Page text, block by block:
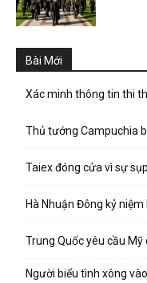
Bài Mới
Xác minh thông tin thi
Thủ tướng Campuchia
Taiex đóng cửa vì sự
Hà Nhuận Đông kỷ
Trung Quốc yêu cầu
Người biểu tình xông